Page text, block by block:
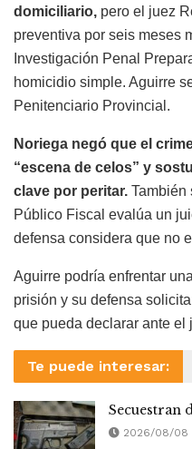
domiciliario, pero el juez
preventiva por seis meses
Investigación Penal
homicidio simple. Aguirre
Penitenciario Provincial.
Noriega negó que el
“escena de celos” y
clave por peritar. También
Público Fiscal evalúa un
defensa considera que no
Aguirre podría enfrentar
prisión y su defensa
que pueda declarar ante el
Te puede interesar:
Secuestran
2026/08/08